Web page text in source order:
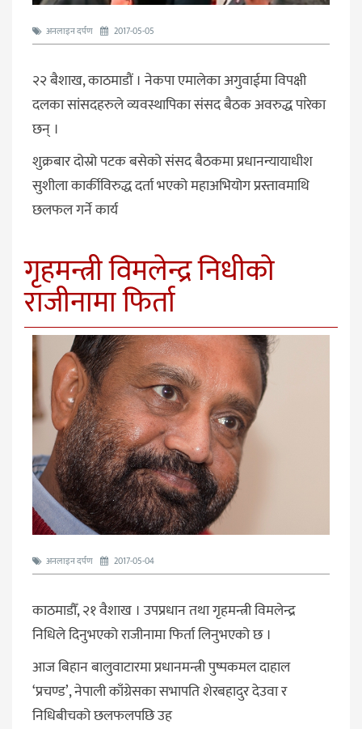
अनलाइन दर्पण 2017-05-05
२२ बैशाख, काठमाडौं । नेकपा एमालेका अगुवाईमा विपक्षी
दलका सांसदहरुले व्यवस्थापिका संसद बैठक अवरुद्ध पारेका
छन् ।
शुक्रबार दोस्रो पटक बसेको संसद बैठकमा प्रधानन्यायाधीश
सुशीला कार्कीविरुद्ध दर्ता भएको महाअभियोग प्रस्तावमाथि
छलफल गर्ने कार्य
गृहमन्त्री विमलेन्द्र निधीकाे
राजीनामा फिर्ता
अनलाइन दर्पण 2017-05-04
काठमाडौँ, २१ वैशाख । उपप्रधान तथा गृहमन्त्री विमलेन्द्र
निधिले दिनुभएको राजीनामा फिर्ता लिनुभएको छ ।
आज बिहान बालुवाटारमा प्रधानमन्त्री पुष्पकमल दाहाल
‘प्रचण्ड’, नेपाली काँग्रेसका सभापति शेरबहादुर देउवा र
निधिबीचको छलफलपछि उह